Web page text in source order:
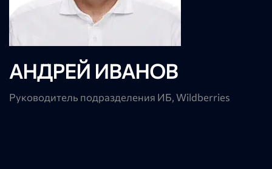
АНДРЕЙ ИВАНОВ
Руководитель подразделения ИБ, Wildberries